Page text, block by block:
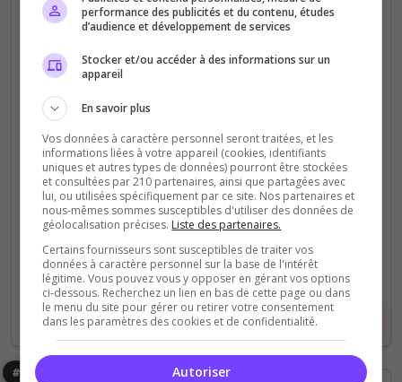
Syndicatlife
Bonjour nous somme un new serveur et on essai de
proposer un serveur de RP le plus possible
0
votes
8
clics
(0)
84 Slots
Voir le serveur Voter
#355
performance des publicités et du contenu, études
d’audience et développement de services
Stocker et/ou accéder à des informations sur un
appareil
En savoir plus
Vos données à caractère personnel seront traitées, et les
informations liées à votre appareil (cookies, identifiants
uniques et autres types de données) pourront être stockées
et consultées par 210 partenaires, ainsi que partagées avec
lui, ou utilisées spécifiquement par ce site. Nos partenaires et
nous-mêmes sommes susceptibles d'utiliser des données de
géolocalisation précises. Liste des partenaires.
Certains fournisseurs sont susceptibles de traiter vos
données à caractère personnel sur la base de l'intérêt
légitime. Vous pouvez vous y opposer en gérant vos options
ci-dessous. Recherchez un lien en bas de cette page ou dans
le menu du site pour gérer ou retirer votre consentement
dans les paramètres des cookies et de confidentialité.
Autoriser